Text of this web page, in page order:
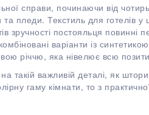
справи, починаючи від
та пледи. Текстиль для готелів
зручності постояльця повинні
варіанти із
річчю, яка нівелює всю
такій важливій деталі, як
гаму кімнати, то з